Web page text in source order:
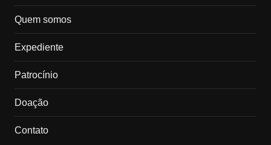
Quem somos
Expediente
Patrocínio
Doação
Contato